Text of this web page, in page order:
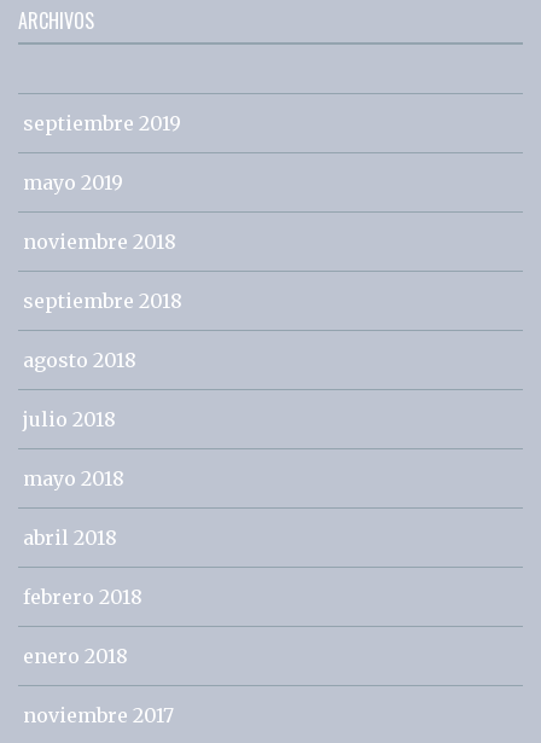
ARCHIVOS
septiembre 2019
mayo 2019
noviembre 2018
septiembre 2018
agosto 2018
julio 2018
mayo 2018
abril 2018
febrero 2018
enero 2018
noviembre 2017